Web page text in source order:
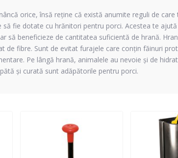
orice, însă reţine că există anumite reguli de
să fie dotate cu hrănitori pentru porci. Acestea te
să beneficieze de cantitatea suficientă de hrană.
de fibre. Sunt de evitat furajele care conțin făinuri
Pe lângă hrană, animalele au nevoie și de
și curată sunt adăpătorile pentru porci.